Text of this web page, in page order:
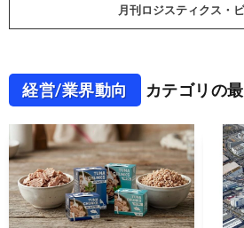
月刊ロジスティクス・
経営/業界動向 カテゴリの